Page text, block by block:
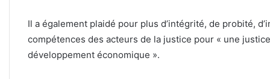
Il a également plaidé pour plus d’intégrité, de probité,
compétences des acteurs de la justice pour « une
développement économique ».